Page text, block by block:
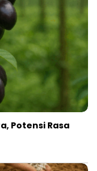
Potensi Rasa